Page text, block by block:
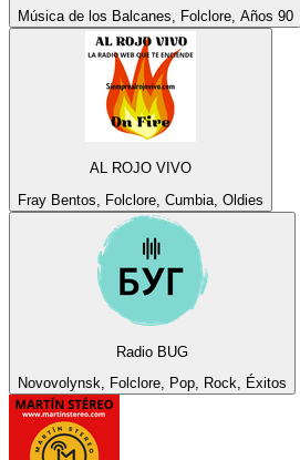
Música de los Balcanes, Folclore, Años 90
AL ROJO VIVO
Fray Bentos, Folclore, Cumbia, Oldies
Radio BUG
Novovolynsk, Folclore, Pop, Rock, Éxitos